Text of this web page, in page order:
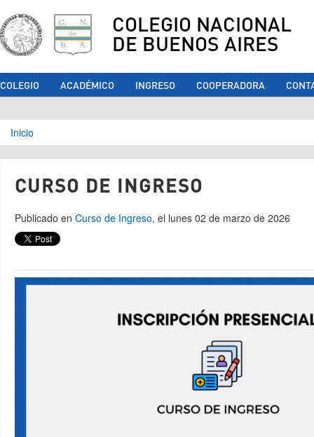
COLEGIO NACIONAL
DE BUENOS AIRES
COLEGIO ACADÉMICO INGRESO COOPERADORA
Se encuentra usted aquí
Inicio
CURSO DE INGRESO
Publicado en Curso de Ingreso, el lunes 02 de marzo de 2026